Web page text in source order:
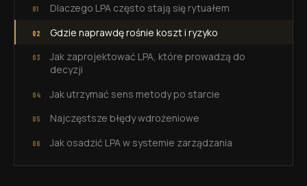
Dlaczego LPA często stają się rytuałem
Gdzie naprawdę rośnie koszt i ryzyko
Jak zaprojektować LPA, które prowadzą do
decyzji
Jak utrzymać sens metody po starcie
Najczęstsze błędy wdrożeniowe
Jak osadzić LPA w systemie zarządzania